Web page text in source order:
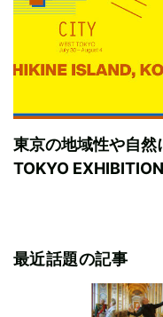
東京の地域性や自
TOKYO
最近話題の記事